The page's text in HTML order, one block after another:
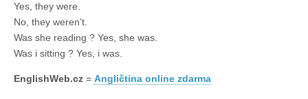
Yes, they were.
No, they weren’t.
Was she reading ? Yes, she was.
Was i sitting ? Yes, i was.
EnglishWeb.cz = Angličtina online zdarma